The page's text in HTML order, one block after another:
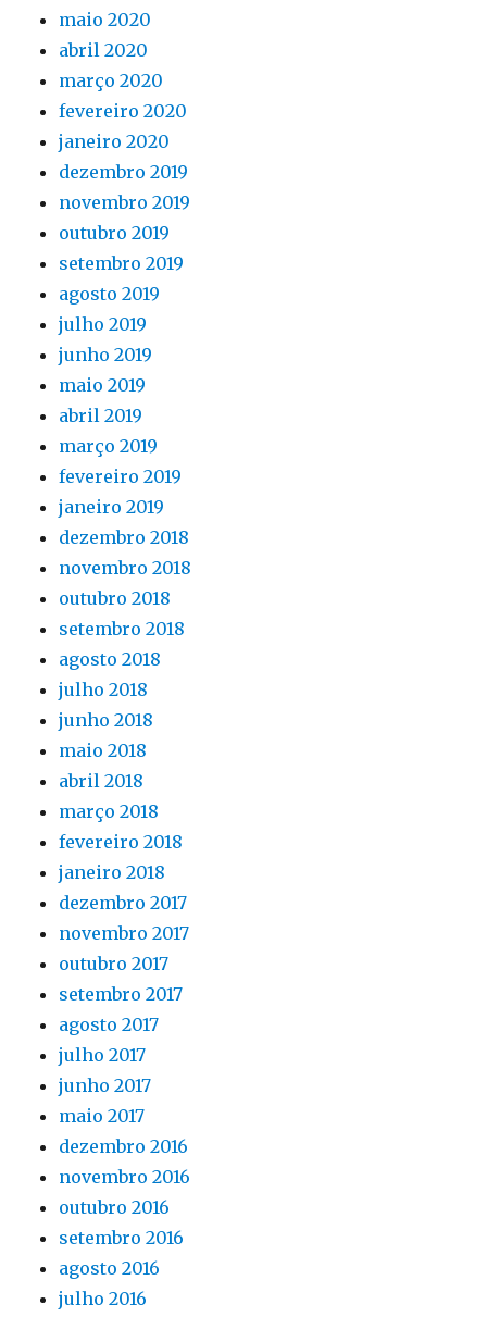
maio 2020
abril 2020
março 2020
fevereiro 2020
janeiro 2020
dezembro 2019
novembro 2019
outubro 2019
setembro 2019
agosto 2019
julho 2019
junho 2019
maio 2019
abril 2019
março 2019
fevereiro 2019
janeiro 2019
dezembro 2018
novembro 2018
outubro 2018
setembro 2018
agosto 2018
julho 2018
junho 2018
maio 2018
abril 2018
março 2018
fevereiro 2018
janeiro 2018
dezembro 2017
novembro 2017
outubro 2017
setembro 2017
agosto 2017
julho 2017
junho 2017
maio 2017
dezembro 2016
novembro 2016
outubro 2016
setembro 2016
agosto 2016
julho 2016